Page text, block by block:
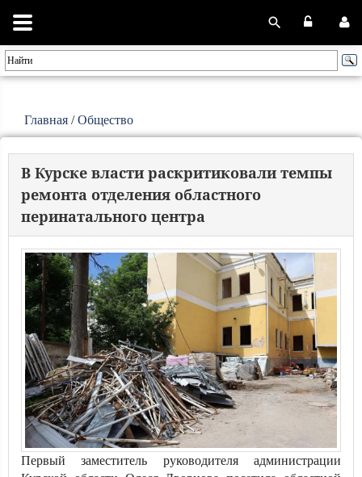
Главная /Общество
В Курске власти раскритиковали темпы
ремонта отделения областного
перинатального центра
Первый заместитель руководителя администрации